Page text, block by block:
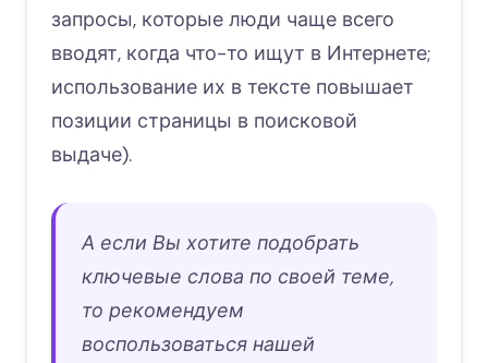
запросы, которые люди чаще всего
вводят, когда что-то ищут в Интернете;
использование их в тексте повышает
позиции страницы в поисковой
выдаче).
А если Вы хотите подобрать
ключевые слова по своей теме,
то рекомендуем
воспользоваться нашей